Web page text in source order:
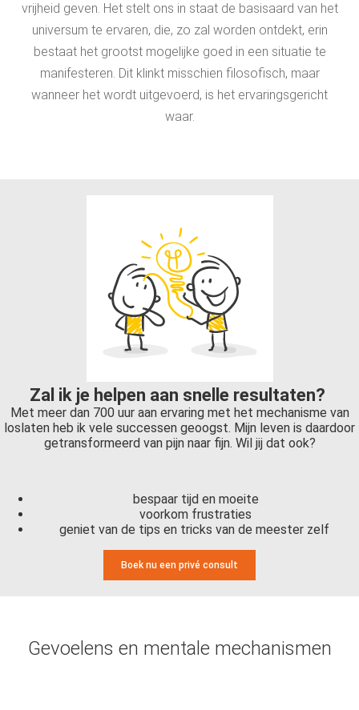
vrijheid geven. Het stelt ons in staat de basisaard van het
universum te ervaren, die, zo zal worden ontdekt, erin
bestaat het grootst mogelijke goed in een situatie te
manifesteren. Dit klinkt misschien filosofisch, maar
wanneer het wordt uitgevoerd, is het ervaringsgericht
waar.
Zal ik je helpen aan snelle resultaten?
Met meer dan 700 uur aan ervaring met het mechanisme van
loslaten heb ik vele successen geoogst. Mijn leven is daardoor
getransformeerd van pijn naar fijn. Wil jij dat ook?
bespaar tijd en moeite
voorkom frustraties
geniet van de tips en tricks van de meester zelf
Boek nu een privé consult
Gevoelens en mentale mechanismen